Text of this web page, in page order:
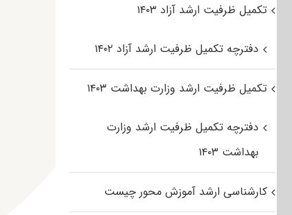
تکمیل ظرفیت ارشد آزاد ۱۴۰۳
دفترچه تکمیل ظرفیت ارشد آزاد ۱۴۰۲
تکمیل ظرفیت ارشد وزارت بهداشت ۱۴۰۳
دفترچه تکمیل ظرفیت ارشد وزارت
بهداشت ۱۴۰۳
کارشناسی ارشد آموزش محور چیست